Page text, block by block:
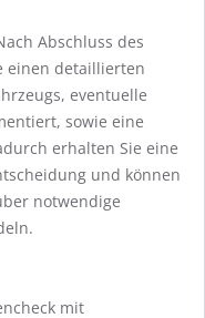
Abschluss des
einen detaillierten
eventuelle
sowie eine
erhalten Sie eine
und können
notwendige
mit